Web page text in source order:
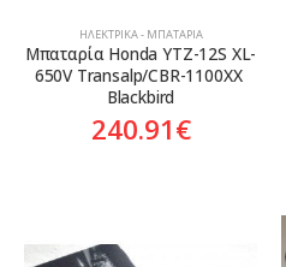
ΗΛΕΚΤΡΙΚΆ - ΜΠΑΤΑΡΊΑ
Mπαταρία Honda YTZ-12S XL-
650V Transalp/CBR-1100XX
Blackbird
240.91€